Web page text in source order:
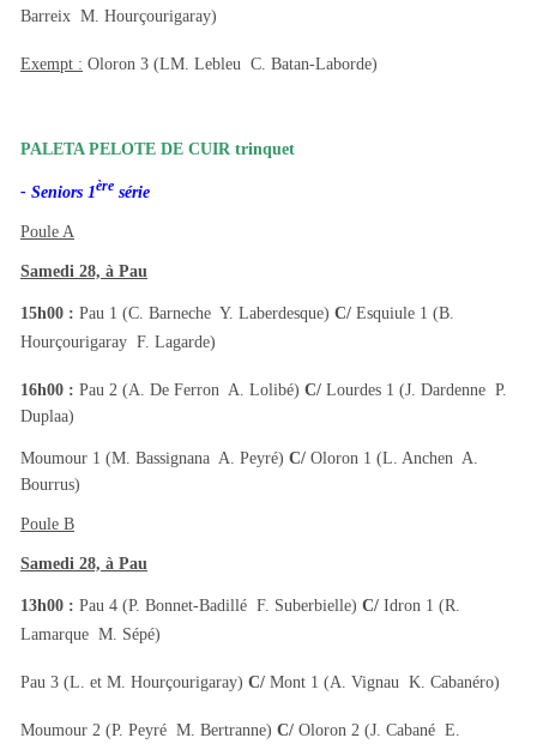
Barreix  M. Hourçourigaray)
Exempt : Oloron 3 (LM. Lebleu  C. Batan-Laborde)
PALETA PELOTE DE CUIR trinquet
- Seniors 1ère série
Poule A
Samedi 28, à Pau
15h00 : Pau 1 (C. Barneche  Y. Laberdesque)C/ Esquiule 1 (B.
Hourçourigaray  F. Lagarde)
16h00 :Pau 2 (A. De Ferron  A. Lolibé)C/ Lourdes 1 (J. Dardenne  P.
Duplaa)
Moumour 1 (M. Bassignana  A. Peyré)C/ Oloron 1 (L. Anchen  A.
Bourrus)
Poule B
Samedi 28, à Pau
13h00 : Pau 4 (P. Bonnet-Badillé  F. Suberbielle)C/ Idron 1 (R.
Lamarque  M. Sépé)
Pau 3 (L. et M. Hourçourigaray)C/ Mont 1 (A. Vignau  K. Cabanéro)
Moumour 2 (P. Peyré  M. Bertranne)C/Oloron 2 (J. Cabané  E.